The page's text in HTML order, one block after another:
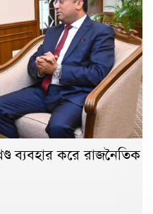
ব্যবহার করে রাজনৈতিক